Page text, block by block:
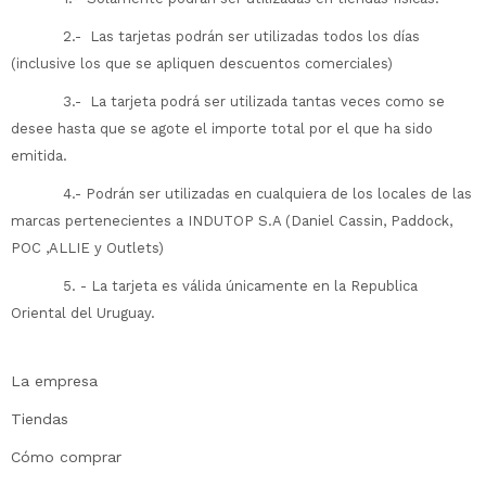
2.- Las tarjetas podrán ser utilizadas todos los días
(inclusive los que se apliquen descuentos comerciales)
3.- La tarjeta podrá ser utilizada tantas veces como se
desee hasta que se agote el importe total por el que ha sido
emitida.
4.- Podrán ser utilizadas en cualquiera de los locales de las
marcas pertenecientes a INDUTOP S.A (Daniel Cassin, Paddock,
POC ,ALLIE y Outlets)
5. - La tarjeta es válida únicamente en la Republica
Oriental del Uruguay.
La empresa
Tiendas
Cómo comprar